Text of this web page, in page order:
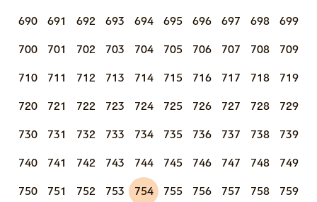
690 691 692 693 694 695 696 697 698 699
700 701 702 703 704 705 706 707 708 709
710 711 712 713 714 715 716 717 718 719
720 721 722 723 724 725 726 727 728 729
730 731 732 733 734 735 736 737 738 739
740 741 742 743 744 745 746 747 748 749
750 751 752 753 754 755 756 757 758 759